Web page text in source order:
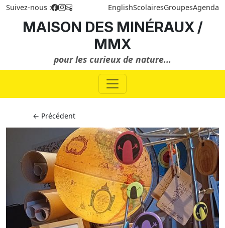
Suivez-nous : EnglishScolairesGroupesAgenda
MAISON DES MINÉRAUX /
MMX
pour les curieux de nature...
← Précédent